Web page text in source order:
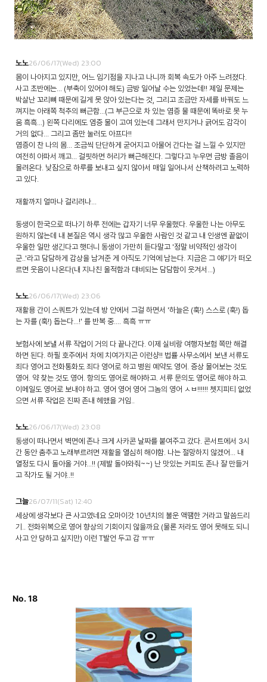
노노26/06/17(Wed) 23:00
몸이 나아지고 있지만, 어느 임기점을 지나고 나니까 회복 속도가 아주 느려졌다.
사고 초반에는... (부축이 있어야 해도) 금방 일어날 수는 있었는데!! 제일 문제는
박살난 꼬리뼈 때문에 길게 못 앉아 있는다는 것, 그리고 조금만 자세를 바꿔도 느
껴지는 아래쪽 척추의 뻐근함...(그 부근으로 차 있는 염증 물 때문에 똑바로 못 누
움 흑흑...) 왼쪽 다리에도 염증 물이 고여 있는데 그래서 만지거나 긁어도 감각이
거의 없다... 그리고 좀만 눌러도 아프다!!
염증이 찬 나의 몸... 조금씩 단단하게 굳어지고 아물어 간다는 걸 느낄 수 있지만
여전히 아파서 깨고... 걸핏하면 허리가 뻐근해진다. 그렇다고 누우면 금방 졸음이
몰려온다. 낮잠으로 하루를 보내고 싶지 않아서 매일 일어나서 산책하려고 노력하
고 있다.
재활까지 얼마나 걸리려나...
동생이 한국으로 떠나기 하루 전에는 갑자기 너무 우울했다. 우울한 나는 아무도
원하지 않는데 내 본질은 역시 생각 많고 우울한 사람인 것 같고 내 인생엔 끝없이
우울한 일만 생긴다고 햇더니 동생이 가만히 듣다말고 '정말 비약적인 생각이
군..'라고 담담하게 감상을 남겨준 게 아직도 기억에 남는다. 지금은 그 얘기가 떠오
르면 웃음이 나온다(내 지나친 울적함과 대비되는 담담함이 웃겨서...)
노노26/06/17(Wed) 23:06
재활용 간이 스쿼트가 있는데 방 안에서 그걸 하면서 '하늘은 (훅!) 스스로 (훅!) 돕
는 자를 (훅!) 돕는다...!' 를 반복 중.... 흑흑 ㅠㅠ
보험사에 보낼 서류 작업이 거의 다 끝나간다. 이제 실비랑 여행자보험 쪽만 해결
하면 된다. 하필 호주에서 차에 치여가지곤 이런샹!! 법률 사무소에서 보낸 서류도
죄다 영어고 전화통화도 죄다 영어로 하고 병원 예약도 영어. 증상 물어보는 것도
영어. 약 찾는 것도 영어. 항의도 영어로 해야하고. 서류 문의도 영어로 해야 하고.
이메일도 영어로 보내야 하고. 영어 영어 영어 그놈의 영어 ㅅㅂ!!!!!! 쳇지피티 없었
으면 서류 작업은 진짜 존내 헤맸을 거임..
노노26/06/17(Wed) 23:08
동생이 떠나면서 벽면에 존나 크게 사카콘 날짜를 붙여주고 갔다. 콘서트에서 3시
간 동안 춤추고 노래부르려면 재활을 열심히 해야함. 나는 절망하지 않겠어... 내
열정도 다시 돌아올 거야...!! (제발 돌아와줘~~) 난 맛있는 커피도 존나 잘 만들거
고 작가도 될 거야..!!
그늘26/07/11(Sat) 12:40
세상에 생각보다 큰 사고였네요 오마이갓 10년치의 불운 액땜한 거라고 말씀드리
기.. 전화위복으로 영어 향상의 기회이지 않을까요 (물론 저라도 영어 못해도 되니
사고 안 당하고 싶지만) 이런 T발언 두고 감 ㅠㅠ
No. 18